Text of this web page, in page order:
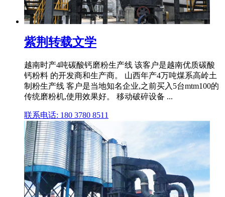
紫荆转载文学
越南时产4吨碳酸钙磨粉生产线 该客户是越南优质碳酸
钙粉料 的开发商和生产商。 山西年产4万吨煤系高岭土
制粉生产线 客户是当地知名企业,之前买入5台mtm100的
传统磨粉机,使用效果好。 移动破碎设备 ...
联系电话: 180 3780 8511